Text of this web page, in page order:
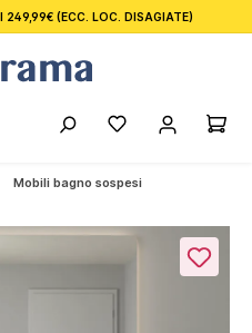
249,99€ (ECC. LOC. DISAGIATE)
Mobili bagno sospesi